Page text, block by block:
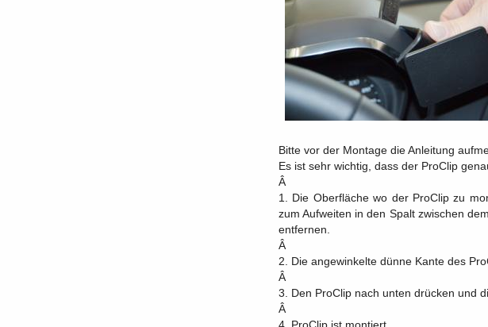
Bitte vor der Montage die Anleitung
Es ist sehr wichtig, dass der ProClip
Â
1. Die Oberfläche wo der ProClip zu
zum Aufweiten in den Spalt zwischen
entfernen.
Â
2. Die angewinkelte dünne Kante des
Â
3. Den ProClip nach unten drücken und
Â